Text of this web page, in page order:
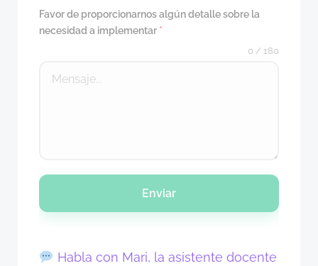
Favor de proporcionarnos algún detalle sobre la
necesidad a implementar *
0 / 180
Enviar
Habla con Mari, la asistente docente